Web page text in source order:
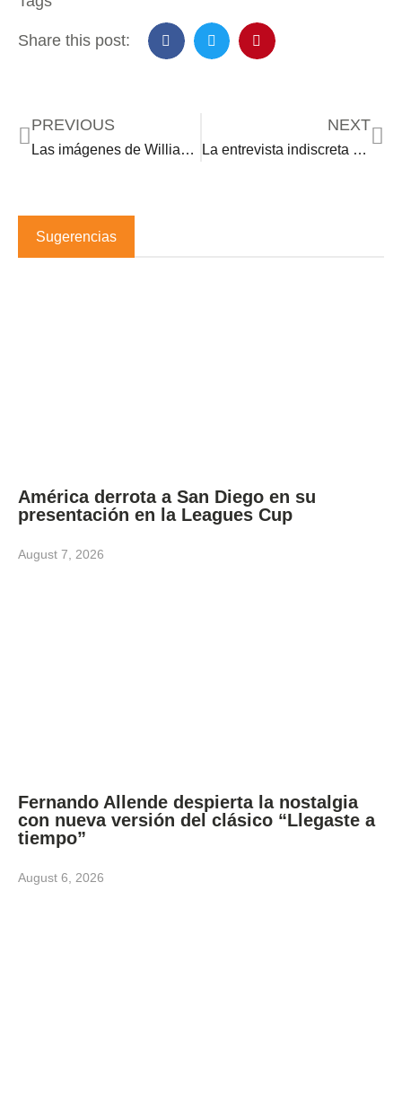
Share this post:
PREVIOUS
Las imágenes de William Levy y Samadhi Zendejas que han revolucionado las redes sociales
NEXT
La entrevista indiscreta con… Oka Giner: “Si no hubiera sido actriz sería criminóloga”
Sugerencias
América derrota a San Diego en su
presentación en la Leagues Cup
August 7, 2026
Fernando Allende despierta la nostalgia
con nueva versión del clásico “Llegaste a
tiempo”
August 6, 2026